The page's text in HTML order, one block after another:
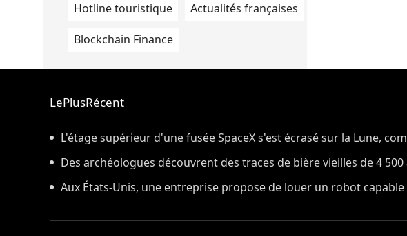
Hotline touristique Actualités françaises
Blockchain Finance
LePlusRécent
L'étage supérieur d'une fusée SpaceX s'est écrasé sur la Lune,
prévu par les scientifiques
Des archéologues découvrent des traces de bière vieilles de 4 500
dans des poteries rituelles
Aux États-Unis, une entreprise propose de louer un robot capable